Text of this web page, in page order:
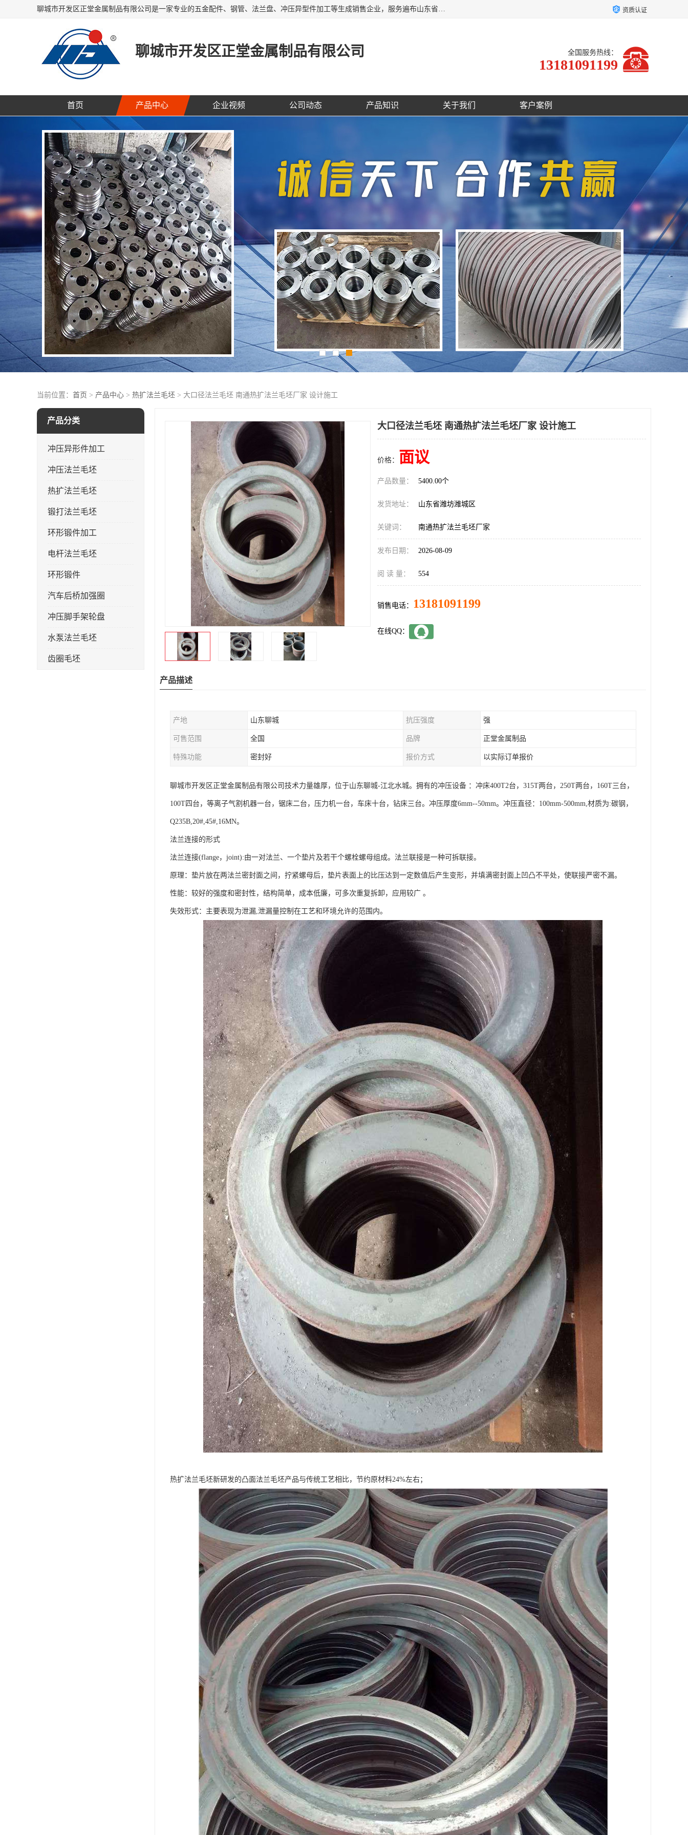
聊城市开发区正堂金属制品有限公司是一家专业的五金配件、钢管、法兰盘、冲压异型件加工等生成销售企业，服务遍布山东省聊城、济南、青岛、淄博、枣庄、东营烟台等地区，经营包括冲压法兰毛坯，冲压异型(形)件加工，热扩法兰毛坯，锻打法兰盘毛坯，法兰加强圈，环形锻件加工，版辊堵头毛坯，哑铃配重件等产品的生产和销售，业务上精益求精，生产产品精度高，配件标准赢得业内企业及其它组织与公民的一致好评。 资质认证
聊城市开发区正堂金属制品有限公司 全国服务热线：
13181091199
首页 产品中心 企业视频 公司动态 产品知识 关于我们 客户案例
当前位置： 首页 > 产品中心 > 热扩法兰毛坯 > 大口径法兰毛坯 南通热扩法兰毛坯厂家 设计施工
产品分类
冲压异形件加工
冲压法兰毛坯
热扩法兰毛坯
锻打法兰毛坯
环形锻件加工
电杆法兰毛坯
环形锻件
汽车后桥加强圈
冲压脚手架轮盘
水泵法兰毛坯
齿圈毛坯
大口径法兰毛坯 南通热扩法兰毛坯厂家 设计施工
价格： 面议
产品数量： 5400.00个
发货地址： 山东省潍坊潍城区
关键词： 南通热扩法兰毛坯厂家
发布日期： 2026-08-09
阅 读 量： 554
销售电话： 13181091199
在线QQ：
产品描述
产地 山东聊城 抗压强度 强
可售范围 全国 品牌 正堂金属制品
特殊功能 密封好 报价方式 以实际订单报价
聊城市开发区正堂金属制品有限公司技术力量雄厚，位于山东聊城-江北水城。拥有的冲压设备 ：冲床400T2台，315T两台，250T两台，160T三台，
100T四台，等离子气割机器一台，锯床二台，压力机一台，车床十台，钻床三台。冲压厚度6mm--50mm。冲压直径：100mm-500mm,材质为:碳钢，
Q235B,20#,45#,16MN。
法兰连接的形式
法兰连接(flange，joint):由一对法兰、一个垫片及若干个螺栓螺母组成。法兰联接是一种可拆联接。
原理：垫片放在两法兰密封面之间，拧紧螺母后，垫片表面上的比压达到一定数值后产生变形，并填满密封面上凹凸不平处，使联接严密不漏。
性能：较好的强度和密封性，结构简单，成本低廉，可多次重复拆卸，应用较广 。
失效形式：主要表现为泄漏,泄漏量控制在工艺和环境允许的范围内。
热扩法兰毛坯新研发的凸面法兰毛坯产品与传统工艺相比，节约原材料24%左右；